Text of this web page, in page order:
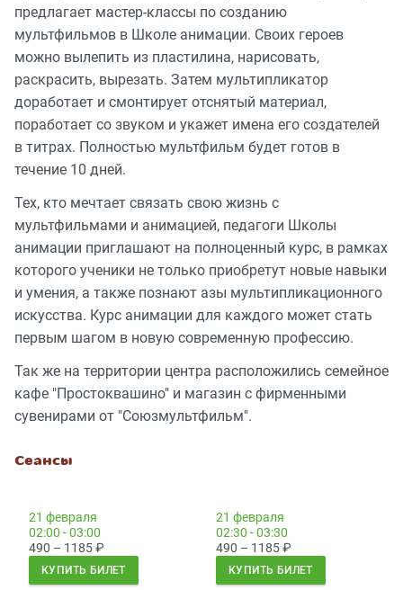
предлагает мастер-классы по созданию
мультфильмов в Школе анимации. Своих героев
можно вылепить из пластилина, нарисовать,
раскрасить, вырезать. Затем мультипликатор
доработает и смонтирует отснятый материал,
поработает со звуком и укажет имена его создателей
в титрах. Полностью мультфильм будет готов в
течение 10 дней.
Тех, кто мечтает связать свою жизнь с
мультфильмами и анимацией, педагоги Школы
анимации приглашают на полноценный курс, в рамках
которого ученики не только приобретут новые навыки
и умения, а также познают азы мультипликационного
искусства. Курс анимации для каждого может стать
первым шагом в новую современную профессию.
Так же на территории центра расположились семейное
кафе "Простоквашино" и магазин с фирменными
сувенирами от "Союзмультфильм".
Сеансы
21 февраля
02:00 - 03:00
490 – 1185₽
КУПИТЬ БИЛЕТ
21 февраля
02:30 - 03:30
490 – 1185₽
КУПИТЬ БИЛЕТ